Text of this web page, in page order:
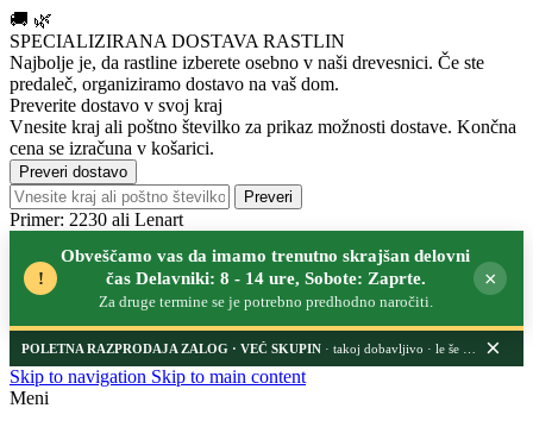
🚚 🌿
SPECIALIZIRANA DOSTAVA RASTLIN
Najbolje je, da rastline izberete osebno v naši drevesnici. Če ste
predaleč, organiziramo dostavo na vaš dom.
Preverite dostavo v svoj kraj
Vnesite kraj ali poštno številko za prikaz možnosti dostave. Končna
cena se izračuna v košarici.
Preveri dostavo
Preveri
Primer: 2230 ali Lenart
!
Obveščamo vas da imamo trenutno skrajšan delovni
čas Delavniki: 8 - 14 ure, Sobote: Zaprte.
Za druge termine se je potrebno predhodno naročiti.
×
POLETNA RAZPRODAJA ZALOG · takoj dobavljivo · le še nekaj dni ×
Skip to navigation Skip to main content
Meni